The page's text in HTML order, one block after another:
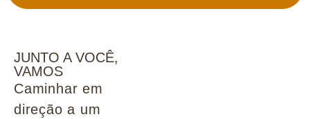
JUNTO A VOCÊ,
VAMOS
Caminhar em
direção a um